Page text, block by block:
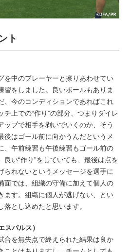
ト
を中のプレーヤーと擦りあわせてい
習をしました。良いボールもありま
、今のコンディションであればこれ
チ上での“作り”の部分、つまりダイレ
ップで相手を剥いでいくのか、そう
後はゴール前に向かうんだというメ
、午前練習も午後練習もゴール前の
い“作り”をしていても、最後は点を
られないというメッセージを選手に
面では、組織の守備に加えて個人の
ます。組織に個人が逃げない、とい
とし込めたと思います。
パルス）
合を無失点で終えられた結果は良か